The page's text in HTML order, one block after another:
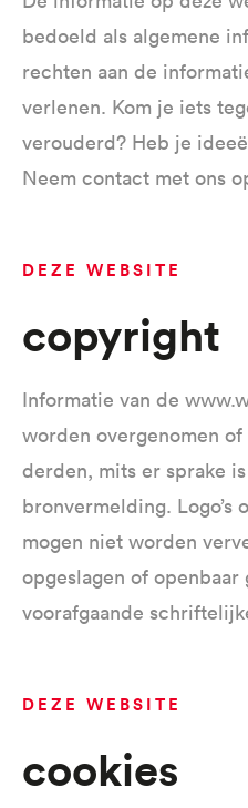
bedoeld als algemene
rechten aan de
verlenen. Kom je iets
verouderd? Heb je
Neem contact met ons
DEZE WEBSITE
Copyright
Informatie van de
worden overgenomen
derden, mits er sprake
bronvermelding. Logo’s
mogen niet worden
opgeslagen of openbaar
voorafgaande
DEZE WEBSITE
Cookies